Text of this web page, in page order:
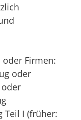
Firmen:
oder
Teil I (früher: